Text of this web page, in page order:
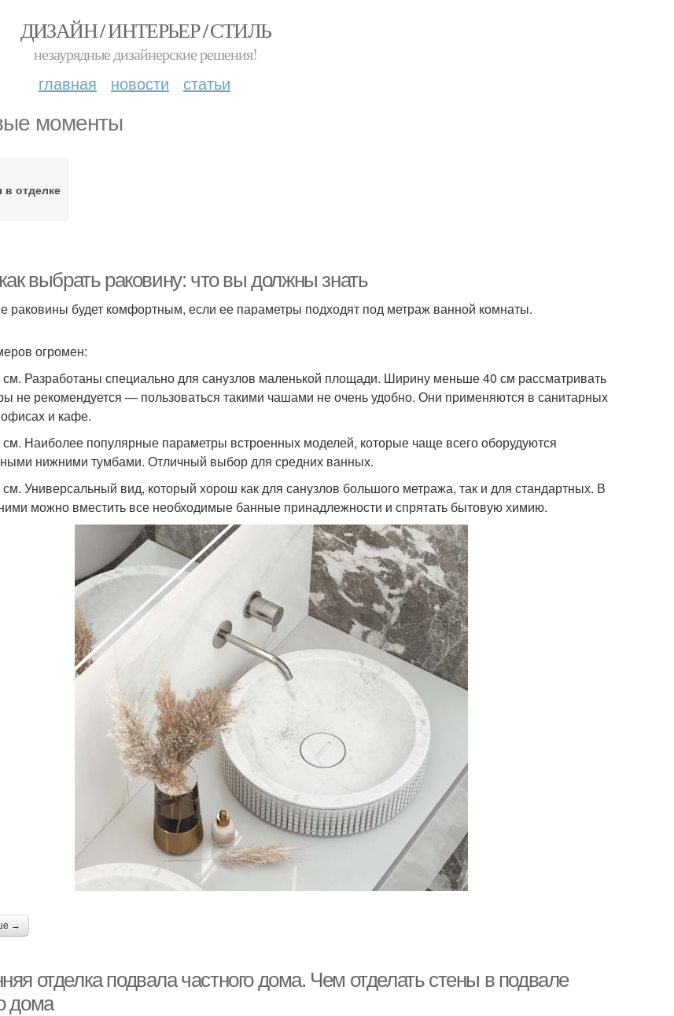
ДИЗАЙН / ИНТЕРЬЕР / СТИЛЬ
незаурядные дизайнерские решения!
главная новости статьи
моменты
отделке
выбрать раковину: что вы должны знать
раковины будет комфортным, если ее параметры подходят под метраж ванной комнаты.
огромен:
Разработаны специально для санузлов маленькой площади. Ширину меньше 40 см рассматривать
не рекомендуется — пользоваться такими чашами не очень удобно. Они применяются в санитарных
и кафе.
Наиболее популярные параметры встроенных моделей, которые чаще всего оборудуются
нижними тумбами. Отличный выбор для средних ванных.
Универсальный вид, который хорош как для санузлов большого метража, так и для стандартных. В
можно вместить все необходимые банные принадлежности и спрятать бытовую химию.
→
отделка подвала частного дома. Чем отделать стены в подвале
дома